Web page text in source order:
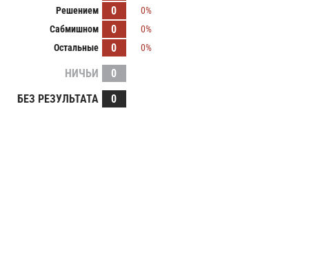
Решением
0
0%
Сабмишном
0
0%
Остальные
0 0%
НИЧЬИ
0
БЕЗ РЕЗУЛЬТАТА
0